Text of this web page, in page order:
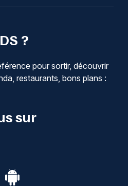
?
pour sortir, découvrir
restaurants, bons plans :
sur